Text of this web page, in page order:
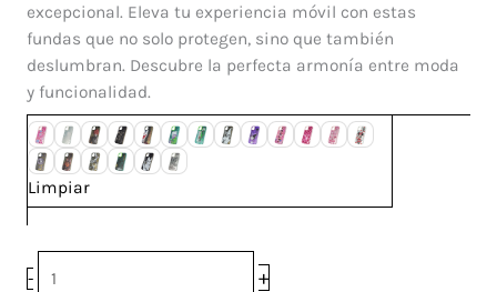
excepcional. Eleva tu experiencia móvil con estas
fundas que no solo protegen, sino que también
deslumbran. Descubre la perfecta armonía entre moda
y funcionalidad.
Limpiar
- +